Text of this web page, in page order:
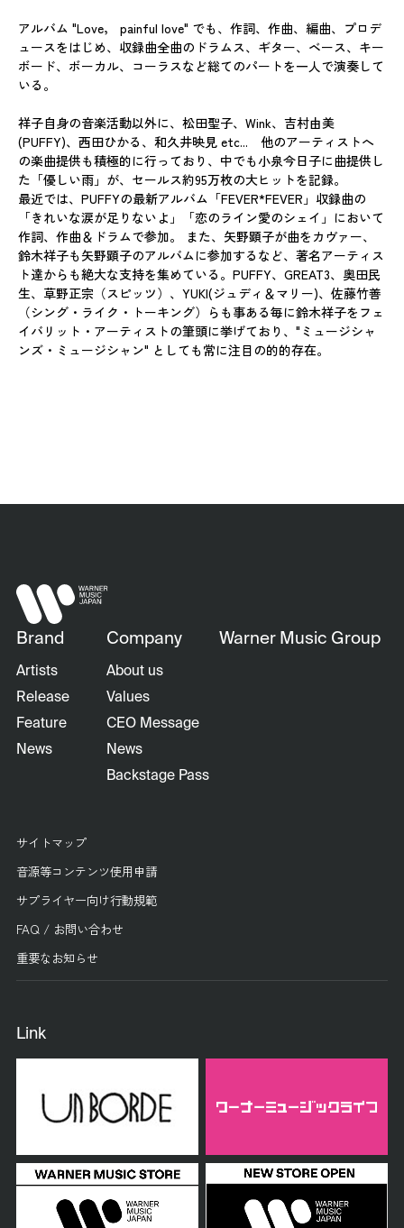
アルバム "Love， painful love" でも、作詞、作曲、編曲、プロデ
ュースをはじめ、収録曲全曲のドラムス、ギター、ベース、キー
ボード、ボーカル、コーラスなど総てのパートを一人で演奏して
いる。
祥子自身の音楽活動以外に、松田聖子、Wink、吉村由美
(PUFFY)、西田ひかる、和久井映見 etc... 他のアーティストへ
の楽曲提供も積極的に行っており、中でも小泉今日子に曲提供し
た「優しい雨」が、セールス約95万枚の大ヒットを記録。
最近では、PUFFYの最新アルバム「FEVER*FEVER」収録曲の
「きれいな涙が足りないよ」「恋のライン愛のシェイ」において
作詞、作曲＆ドラムで参加。 また、矢野顕子が曲をカヴァー、
鈴木祥子も矢野顕子のアルバムに参加するなど、著名アーティス
ト達からも絶大な支持を集めている。PUFFY、GREAT3、奥田民
生、草野正宗（スピッツ）、YUKI(ジュディ＆マリー)、佐藤竹善
（シング・ライク・トーキング）らも事ある毎に鈴木祥子をフェ
イバリット・アーティストの筆頭に挙げており、"ミュージシャ
ンズ・ミュージシャン" としても常に注目の的的存在。
Brand
Artists
Release
Feature
News
Company
About us
Values
CEO Message
News
Backstage Pass
Warner Music Group
サイトマップ
音源等コンテンツ使用申請
サプライヤー向け行動規範
FAQ / お問い合わせ
重要なお知らせ
Link